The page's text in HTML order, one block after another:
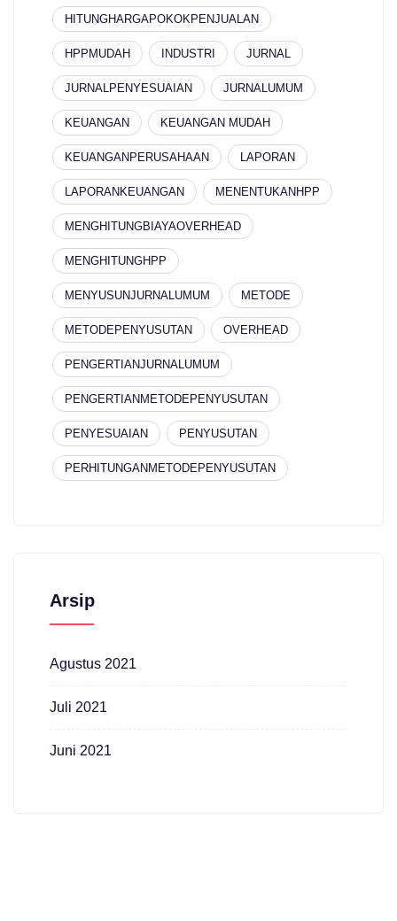
HITUNGHARGAPOKOKPENJUALAN
HPPMUDAH INDUSTRI JURNAL
JURNALPENYESUAIAN JURNALUMUM
KEUANGAN KEUANGAN MUDAH
KEUANGANPERUSAHAAN LAPORAN
LAPORANKEUANGAN MENENTUKANHPP
MENGHITUNGBIAYAOVERHEAD
MENGHITUNGHPP
MENYUSUNJURNALUMUM METODE
METODEPENYUSUTAN OVERHEAD
PENGERTIANJURNALUMUM
PENGERTIANMETODEPENYUSUTAN
PENYESUAIAN PENYUSUTAN
PERHITUNGANMETODEPENYUSUTAN
Arsip
Agustus 2021
Juli 2021
Juni 2021